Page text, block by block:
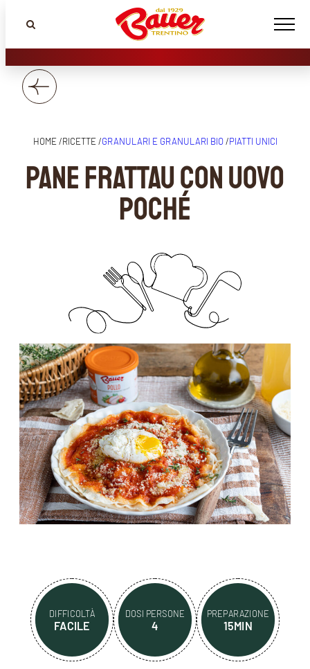
HOME /RICETTE /GRANULARI E GRANULARI BIO/PIATTI UNICI
PANE FRATTAU CON UOVO
POCHÉ
DIFFICOLTÀ
FACILE
DOSI PERSONE
4
PREPARAZIONE
15MIN